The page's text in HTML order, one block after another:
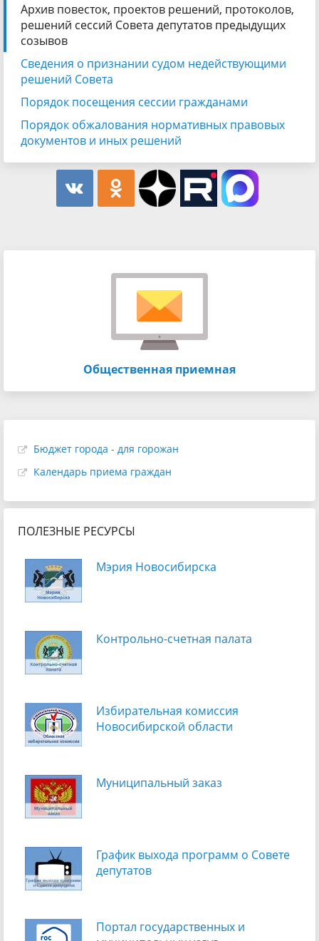
Архив повесток, проектов решений, протоколов,
решений сессий Совета депутатов предыдущих
созывов
Сведения о признании судом недействующими
решений Совета
Порядок посещения сессии гражданами
Порядок обжалования нормативных правовых
документов и иных решений
Общественная приемная
Бюджет города - для горожан
Календарь приема граждан
ПОЛЕЗНЫЕ РЕСУРСЫ
Мэрия Новосибирска
Контрольно-счетная палата
Избирательная комиссия
Новосибирской области
Муниципальный заказ
График выхода программ о Cовете
депутатов
Портал государственных и